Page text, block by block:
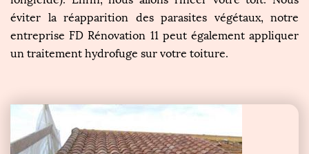
éviter la réapparition des parasites végétaux, notre
entreprise FD Rénovation 11 peut également appliquer
un traitement hydrofuge sur votre toiture.